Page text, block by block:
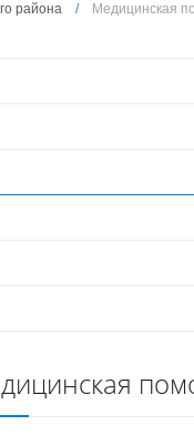
района / Медицинская